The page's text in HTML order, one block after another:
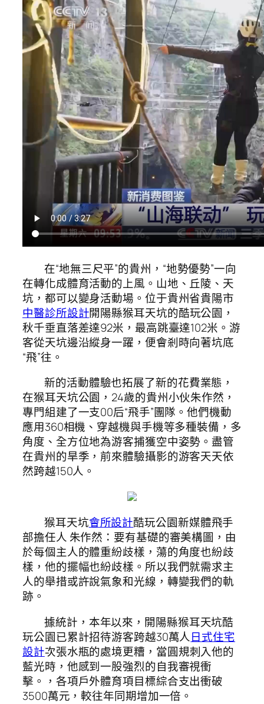
在“地無三尺平”的貴州，“地勢優勢”一向
在轉化成體育活動的上風。山地、丘陵、天
坑，都可以變身活動場。位于貴州省貴陽市
中醫診所設計開陽縣猴耳天坑的酷玩公園，
秋千垂直落差達92米，最高跳臺達102米。游
客從天坑邊沿縱身一躍，便會剎時向著坑底
“飛”往。
新的活動體驗也拓展了新的花費業態，
在猴耳天坑公園，24歲的貴州小伙朱作然，
專門組建了一支00后“飛手”團隊。他們機動
應用360相機、穿越機與手機等多種裝備，多
角度、全方位地為游客捕獲空中姿勢。盡管
在貴州的旱季，前來體驗攝影的游客天天依
然跨越150人。
猴耳天坑會所設計酷玩公園新媒體飛手
部擔任人 朱作然：要有基礎的審美構圖，由
於每個主人的體重紛歧樣，蕩的角度也紛歧
樣，他的擺幅也紛歧樣。所以我們就需求主
人的舉措或許說氣象和光線，轉變我們的軌
跡。
據統計，本年以來，開陽縣猴耳天坑酷
玩公園已累計招待游客跨越30萬人日式住宅
設計次張水瓶的處境更糟，當圓規刺入他的
藍光時，他感到一股強烈的自我審視衝
擊。，各項戶外體育項目標綜合支出衝破
3500萬元，較往年同期增加一倍。